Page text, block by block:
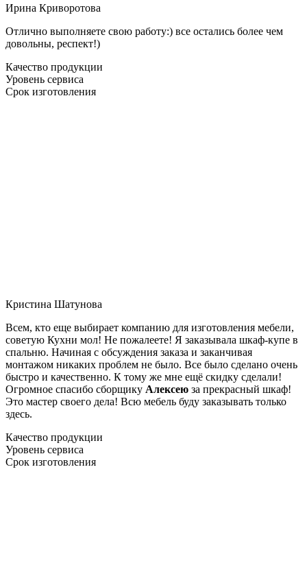
Ирина Криворотова
Отлично выполняете свою работу:) все остались более чем
довольны, респект!)
Качество продукции
Уровень сервиса
Срок изготовления
Кристина Шатунова
Всем, кто еще выбирает компанию для изготовления мебели,
советую Кухни мол! Не пожалеете! Я заказывала шкаф-купе в
спальню. Начиная с обсуждения заказа и заканчивая
монтажом никаких проблем не было. Все было сделано очень
быстро и качественно. К тому же мне ещё скидку сделали!
Огромное спасибо сборщику Алексею за прекрасный шкаф!
Это мастер своего дела! Всю мебель буду заказывать только
здесь.
Качество продукции
Уровень сервиса
Срок изготовления